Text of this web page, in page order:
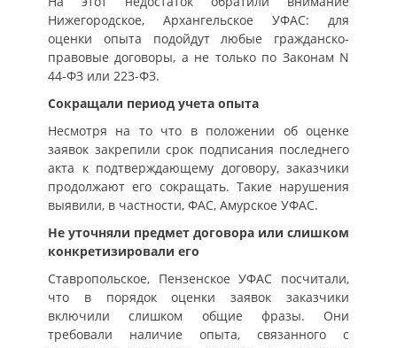
Нижегородское, Архангельское УФАС: для
оценки опыта подойдут любые гражданско-
правовые договоры, а не только по Законам N
44-ФЗ или 223-ФЗ.
Сокращали период учета опыта
Несмотря на то что в положении об оценке
заявок закрепили срок подписания последнего
акта к подтверждающему договору, заказчики
продолжают его сокращать. Такие нарушения
выявили, в частности, ФАС, Амурское УФАС.
Не уточняли предмет договора или слишком
конкретизировали его
Ставропольское, Пензенское УФАС посчитали,
что в порядок оценки заявок заказчики
включили слишком общие фразы. Они
требовали наличие опыта, связанного с